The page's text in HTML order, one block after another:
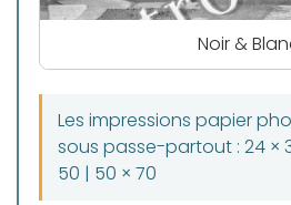
Noir &
Les impressions papier
sous passe-partout : 24 ×
50 | 50 × 70